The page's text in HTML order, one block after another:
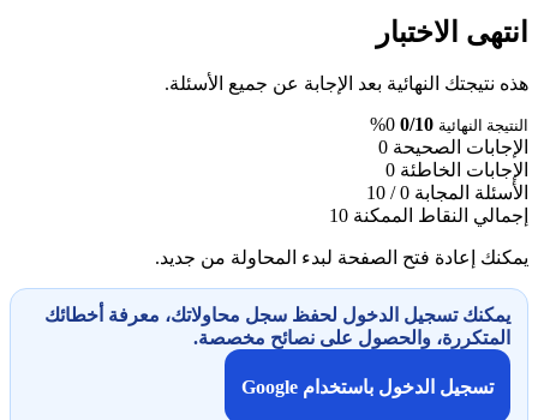
انتهى الاختبار
هذه نتيجتك النهائية بعد الإجابة عن جميع الأسئلة.
النتيجة النهائية 0/10
0%
الإجابات الصحيحة 0
الإجابات الخاطئة 0
الأسئلة المجابة 0 / 10
إجمالي النقاط الممكنة 10
يمكنك إعادة فتح الصفحة لبدء المحاولة من جديد.
يمكنك تسجيل الدخول لحفظ سجل محاولاتك، معرفة أخطائك
المتكررة، والحصول على نصائح مخصصة.
تسجيل الدخول باستخدام Google